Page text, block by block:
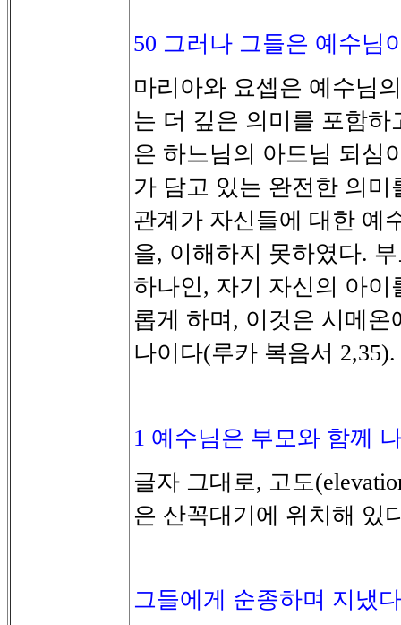
50 그러나 그들은 예수님
마리아와 요셉은 예수님의
는 더 깊은 의미를 포함하
은 하느님의 아드님 되심
가 담고 있는 완전한 의미
관계가 자신들에 대한 예
을, 이해하지 못하였다.
하나인, 자기 자신의 아이
롭게 하며, 이것은 시메온
나이다(루카 복음서 2,35).
1 예수님은 부모와 함께
글자 그대로, 고도
은 산꼭대기에 위치해 있
그들에게 순종하며 지냈다